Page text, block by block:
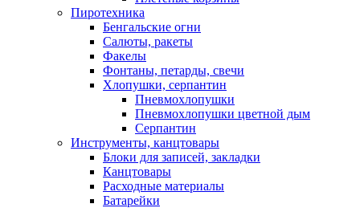
Пиротехника
Бенгальские огни
Салюты, ракеты
Факелы
Фонтаны, петарды, свечи
Хлопушки, серпантин
Пневмохлопушки
Пневмохлопушки цветной дым
Серпантин
Инструменты, канцтовары
Блоки для записей, закладки
Канцтовары
Расходные материалы
Батарейки